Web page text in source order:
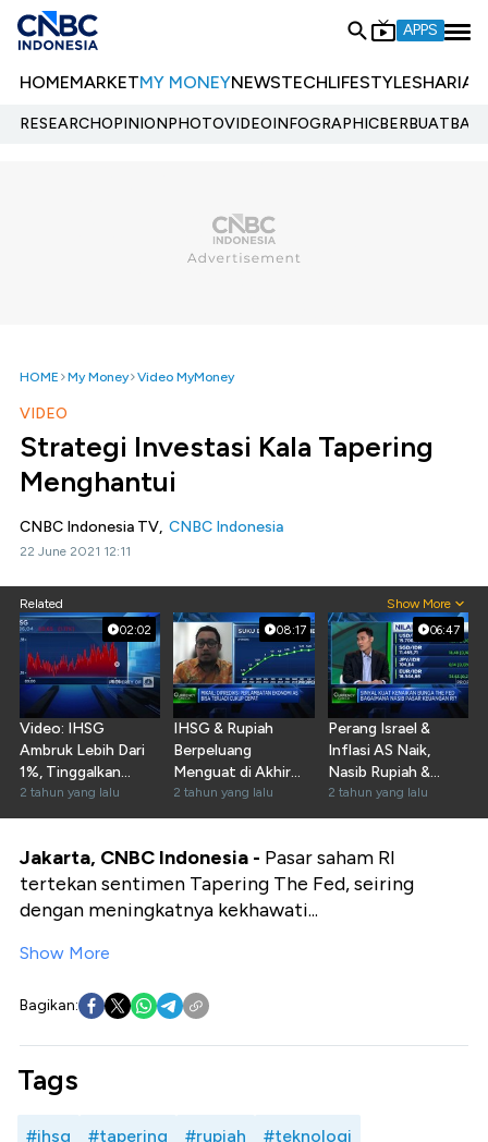
APPS
HOMEMARKETMY MONEYNEWSTECHLIFESTYLESHARIA
RESEARCHOPINIONPHOTOVIDEOINFOGRAPHIC
HOME My Money Video MyMoney
VIDEO
Strategi Investasi Kala Tapering
Menghantui
CNBC Indonesia TV, CNBC Indonesia
22 June 2021 12:11
Related Show More
02:02
Video: IHSG
Ambruk Lebih Dari
1%, Tinggalkan
Level 7200
2 tahun yang lalu
08:17
IHSG & Rupiah
Berpeluang
Menguat di Akhir
2023, Ini Syaratnya
2 tahun yang lalu
06:47
Perang Israel &
Inflasi AS Naik,
Nasib Rupiah &
IHSG Gimana?
2 tahun yang lalu
Jakarta, CNBC Indonesia - Pasar saham RI
tertekan sentimen Tapering The Fed, seiring
dengan meningkatnya kekhawati...
Show More
Bagikan:
Tags
#ihsg #tapering #rupiah #teknologi